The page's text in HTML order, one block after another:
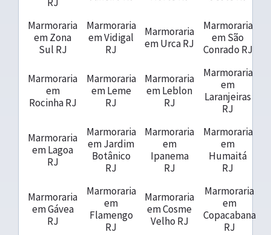
Marmoraria
em Zona
Sul RJ
Marmoraria
em Vidigal
RJ
Marmoraria
em Urca RJ
Marmoraria
em São
Conrado RJ
Marmoraria
em
Rocinha RJ
Marmoraria
em Leme
RJ
Marmoraria
em Leblon
RJ
Marmoraria
em
Laranjeiras
RJ
Marmoraria
em Lagoa
RJ
Marmoraria
em Jardim
Botânico
RJ
Marmoraria
em
Ipanema
RJ
Marmoraria
em
Humaitá
RJ
Marmoraria
em Gávea
RJ
Marmoraria
em
Flamengo
RJ
Marmoraria
em Cosme
Velho RJ
Marmoraria
em
Copacabana
RJ